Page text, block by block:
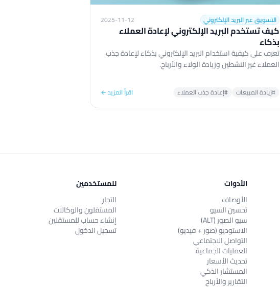
التسويق عبر البريد الإلكتروني 2025-11-12
كيف تستخدم البريد الإلكتروني لإعادة العملاء
بذكاء
تعرف على كيفية استخدام البريد الإلكتروني بذكاء لإعادة جذب
العملاء غير النشطين وزيادة الولاء والأرباح.
#زيادة المبيعات #إعادة جذب العملاء اقرأ المزيد ←
الأدوات
الأوصاف
تحسين السيو
سيو الصور (ALT)
الاستوديو (صور + فيديو)
التواصل الاجتماعي
العمليات الجماعية
تحديث الأسعار
المستشار الذكي
التقارير والأرباح
للمستخدمين
التجار
المستقلون والوكالات
إنشاء حساب للمستقلين
تسجيل الدخول